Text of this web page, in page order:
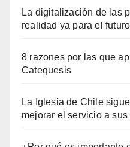
La digitalización de las
realidad ya para el
8 razones por las que
Catequesis
La Iglesia de Chile
mejorar el servicio a sus